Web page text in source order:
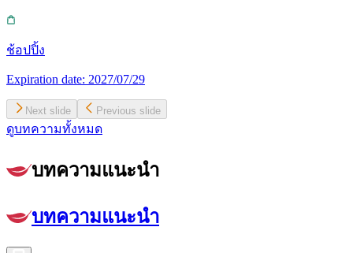
ช้อปปิ้ง
Expiration date: 2027/07/29
Next slide Previous slide
ดูบทความทั้งหมด
บทความแนะนำ
บทความแนะนำ